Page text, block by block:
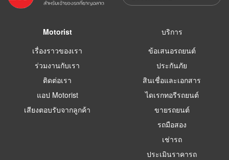
Motorist
เรื่องราวของเรา
ร่วมงานกับเรา
ติดต่อเรา
แอป Motorist
เสียงตอบรับจากลูกค้า
บริการ
ข้อเสนอรถยนต์
ประกันภัย
สินเชื่อและเอกสาร
ไดเรกทอรีรถยนต์
ขายรถยนต์
รถมือสอง
เช่ารถ
ประเมินราคารถ